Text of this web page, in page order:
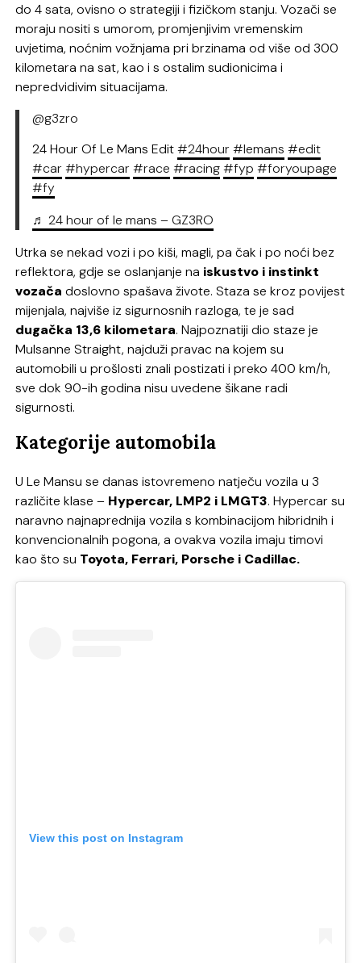
do 4 sata, ovisno o strategiji i fizičkom stanju. Vozači se
moraju nositi s umorom, promjenjivim vremenskim
uvjetima, noćnim vožnjama pri brzinama od više od 300
kilometara na sat, kao i s ostalim sudionicima i
nepredvidivim situacijama.
@g3zro
24 Hour Of Le Mans Edit#24hour#lemans #edit
#car#hypercar#race #racing#fyp #foryoupage
#fy
♬ 24 hour of le mans – GZ3RO
Utrka se nekad vozi i po kiši, magli, pa čak i po noći bez
reflektora, gdje se oslanjanje na iskustvo i instinkt
vozača doslovno spašava živote. Staza se kroz povijest
mijenjala, najviše iz sigurnosnih razloga, te je sad
dugačka 13,6 kilometara. Najpoznatiji dio staze je
Mulsanne Straight, najduži pravac na kojem su
automobili u prošlosti znali postizati i preko 400 km/h,
sve dok 90-ih godina nisu uvedene šikane radi
sigurnosti.
Kategorije automobila
U Le Mansu se danas istovremeno natječu vozila u 3
različite klase – Hypercar, LMP2 i LMGT3. Hypercar su
naravno najnaprednija vozila s kombinacijom hibridnih i
konvencionalnih pogona, a ovakva vozila imaju timovi
kao što su Toyota, Ferrari, Porsche i Cadillac.
View this post on Instagram